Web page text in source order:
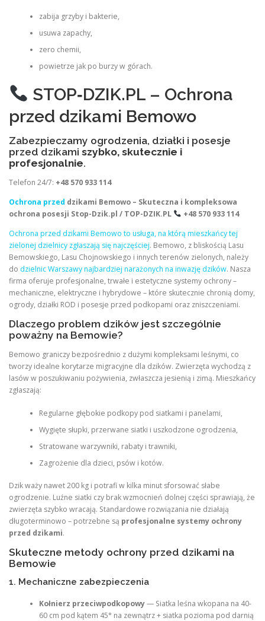
zabija grzyby i bakterie,
usuwa zapachy,
zero chemii,
powietrze jak po burzy w górach.
STOP‑DZIK.PL – Ochrona
przed dzikami Bemowo
Zabezpieczamy ogrodzenia, działki i posesje
przed dzikami szybko, skutecznie i
profesjonalnie.
Telefon 24/7: +48 570 933 114
Ochrona przed dzikami Bemowo – Skuteczna i kompleksowa
ochrona posesji Stop-Dzik.pl / TOP-DZIK.PL
+48 570 933 114
Ochrona przed dzikami Bemowo to usługa, na którą mieszkańcy tej
zielonej dzielnicy zgłaszają się najczęściej. Bemowo, z bliskością Lasu
Bemowskiego, Lasu Chojnowskiego i innych terenów zielonych, należy
do dzielnic Warszawy najbardziej narażonych na inwazję dzików. Nasza
firma oferuje profesjonalne, trwałe i estetyczne systemy ochrony –
mechaniczne, elektryczne i hybrydowe – które skutecznie chronią domy,
ogrody, działki ROD i posesje przed podkopami oraz zniszczeniami.
Dlaczego problem dzików jest szczególnie
poważny na Bemowie?
Bemowo graniczy bezpośrednio z dużymi kompleksami leśnymi, co
tworzy idealne korytarze migracyjne dla dzików. Zwierzęta wychodzą z
lasów w poszukiwaniu pożywienia, zwłaszcza jesienią i zimą. Mieszkańcy
zgłaszają:
Regularne głębokie podkopy pod siatkami i panelami,
Wygięte słupki, przerwane siatki i uszkodzone ogrodzenia,
Stratowane warzywniki, rabaty i trawniki,
Zagrożenie dla dzieci, psów i kotów.
Dzik waży nawet 200 kg i potrafi w kilka minut sforsować słabe
ogrodzenie. Luźne siatki czy brak wzmocnień dolnej części sprawiają, że
zwierzęta szybko wracają. Standardowe rozwiązania nie działają
długoterminowo – potrzebne są profesjonalne systemy ochrony
przed dzikami.
Skuteczne metody ochrony przed dzikami na
Bemowie
1. Mechaniczne zabezpieczenia
Kołnierz przeciwpodkopowy— Siatka leśna wkopana na 40-
60 cm pod kątem 45° na zewnątrz + siatka pozioma pod darnią